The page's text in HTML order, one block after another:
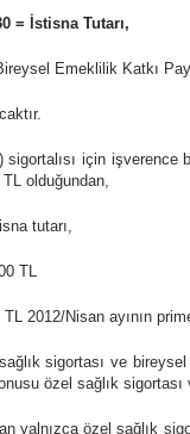
= İstisna Tutarı,
Emeklilik Katkı
sigortalısı için
olduğundan,
tutarı,
TL
2012/Nisan ayının
sigortası ve
özel sağlık
yalnızca özel sağlık